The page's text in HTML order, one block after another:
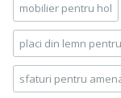
mobilier pentru hol
placi din lemn
sfaturi pentru